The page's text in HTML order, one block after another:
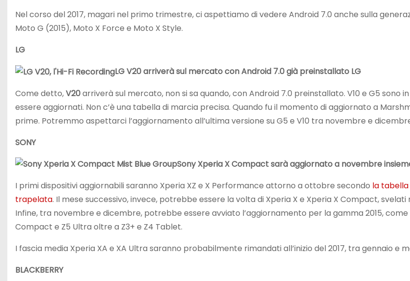
Nel corso del 2017, magari nel primo trimestre, ci aspettiamo di vedere Android 7.0 anche sulla
Moto G (2015), Moto X Force e Moto X Style.
LG
LG V20 arriverà sul mercato con Android 7.0 già preinstallato LG
Come detto,V20arriverà sul mercato, non si sa quando, con Android 7.0 preinstallato. V10 e G5 sono
essere aggiornati. Non c’è una tabella di marcia precisa. Quando fu il momento di aggiornato a
prime. Potremmo aspettarci l’aggiornamento all’ultima versione su G5 e V10 tra novembre e
SONY
Sony Xperia X Compact sarà aggiornato a novembre
I primi dispositivi aggiornabili saranno Xperia XZ e X Performance attorno a ottobre secondo la
trapelata. Il mese successivo, invece, potrebbe essere la volta di Xperia X e Xperia X Compact,
Infine, tra novembre e dicembre, potrebbe essere avviato l’aggiornamento per la gamma 2015, come
Compact e Z5 Ultra oltre a Z3+ e Z4 Tablet.
I fascia media Xperia XA e XA Ultra saranno probabilmente rimandati all’inizio del 2017, tra gennaio e
BLACKBERRY